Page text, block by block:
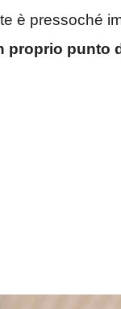
è pressoché
proprio punto